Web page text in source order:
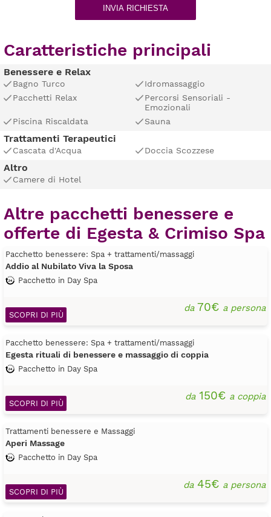
INVIA RICHIESTA
Caratteristiche principali
Benessere e Relax
Bagno Turco
Idromassaggio
Pacchetti Relax
Percorsi Sensoriali -
Emozionali
Piscina Riscaldata
Sauna
Trattamenti Terapeutici
Cascata d'Acqua Doccia Scozzese
Altro
Camere di Hotel
Altre pacchetti benessere e
offerte di Egesta & Crimiso Spa
Pacchetto benessere: Spa + trattamenti/massaggi
Addio al Nubilato Viva la Sposa
Pacchetto in Day Spa
da70€ a persona
SCOPRI DI PIÙ
Pacchetto benessere: Spa + trattamenti/massaggi
Egesta rituali di benessere e massaggio di coppia
Pacchetto in Day Spa
da150€ a coppia
SCOPRI DI PIÙ
Trattamenti benessere e Massaggi
Aperi Massage
Pacchetto in Day Spa
da45€ a persona
SCOPRI DI PIÙ